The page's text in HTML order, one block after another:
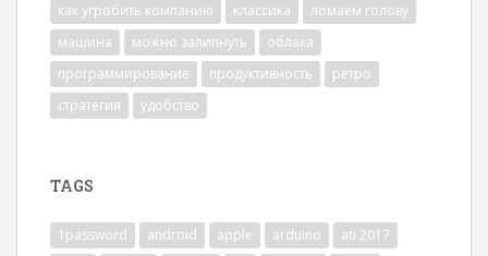
как угробить компанию
классика
ломаем голову
машина
можно залипнуть
облака
программирование
продуктивность
ретро
стратегия
удобство
TAGS
1password android apple arduino
ati 2017